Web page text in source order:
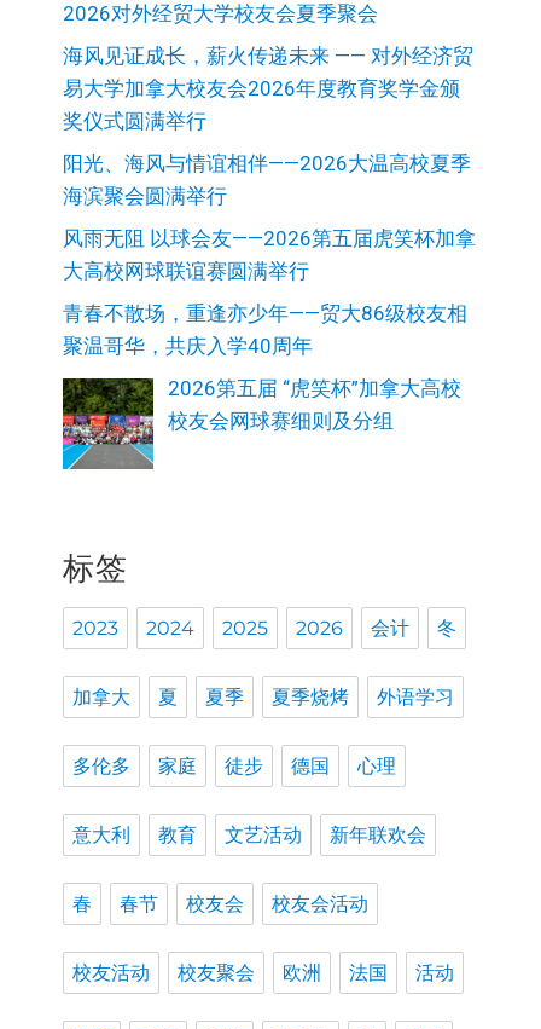
2026对外经贸大学校友会夏季聚会
海风见证成长，薪火传递未来 —— 对外经济贸
易大学加拿大校友会2026年度教育奖学金颁
奖仪式圆满举行
阳光、海风与情谊相伴——2026大温高校夏季
海滨聚会圆满举行
风雨无阻 以球会友——2026第五届虎笑杯加拿
大高校网球联谊赛圆满举行
青春不散场，重逢亦少年——贸大86级校友相
聚温哥华，共庆入学40周年
2026第五届 “虎笑杯”加拿大高校
校友会网球赛细则及分组
标签
2023 2024 2025 2026 会计 冬
加拿大 夏 夏季 夏季烧烤 外语学习
多伦多 家庭 徒步 德国 心理
意大利 教育 文艺活动 新年联欢会
春 春节 校友会 校友会活动
校友活动 校友聚会 欧洲 法国 活动